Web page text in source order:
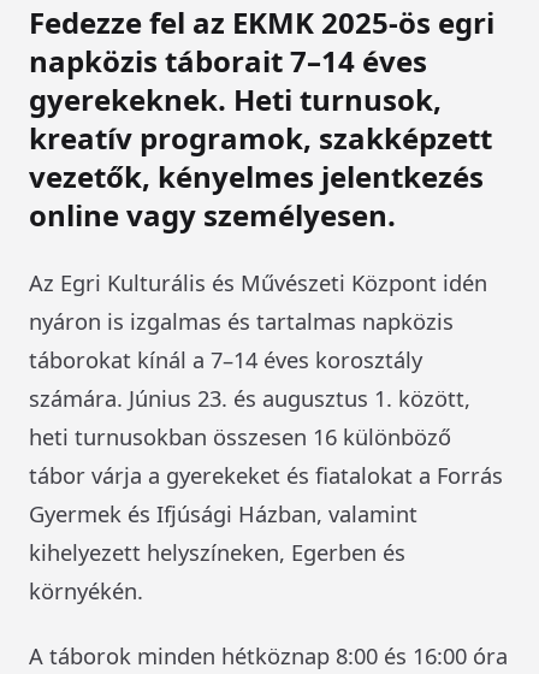
Fedezze fel az EKMK 2025-ös egri
napközis táborait 7–14 éves
gyerekeknek. Heti turnusok,
kreatív programok, szakképzett
vezetők, kényelmes jelentkezés
online vagy személyesen.
Az Egri Kulturális és Művészeti Központ idén
nyáron is izgalmas és tartalmas napközis
táborokat kínál a 7–14 éves korosztály
számára. Június 23. és augusztus 1. között,
heti turnusokban összesen 16 különböző
tábor várja a gyerekeket és fiatalokat a Forrás
Gyermek és Ifjúsági Házban, valamint
kihelyezett helyszíneken, Egerben és
környékén.
A táborok minden hétköznap 8:00 és 16:00 óra